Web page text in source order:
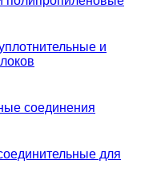
и
соединения
для